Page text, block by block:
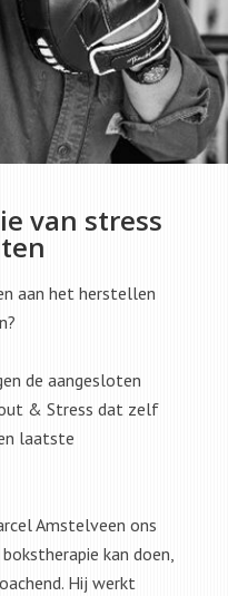
van stress
aan het herstellen
de aangesloten
& Stress dat zelf
laatste
Amstelveen ons
kan doen,
Hij werkt